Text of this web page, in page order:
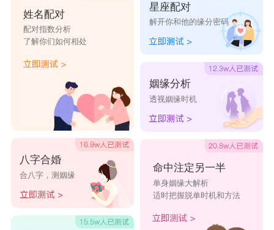
姓名配对
配对指数分析
了解你们如何相处
八字合婚
合八字，测姻缘
星座配对
解开你和他的缘分密码
姻缘分析
透视姻缘时机
命中注定另一半
单身姻缘大解析
适时把握脱单时机和方法